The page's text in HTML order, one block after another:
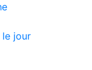
le jour